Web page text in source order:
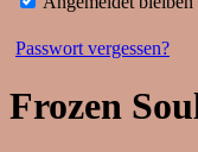
Passwort vergessen?
Frozen